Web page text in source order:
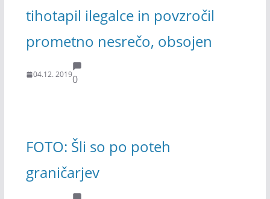
tihotapil ilegalce in povzročil
prometno nesrečo, obsojen
04.12. 20190
FOTO: Šli so po poteh
graničarjev